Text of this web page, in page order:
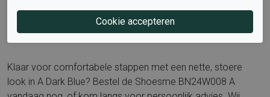
Bestel nu
Klaar voor comfortabele stappen met een nette, stoere
look in A Dark Blue? Bestel de Shoesme BN24W008 A